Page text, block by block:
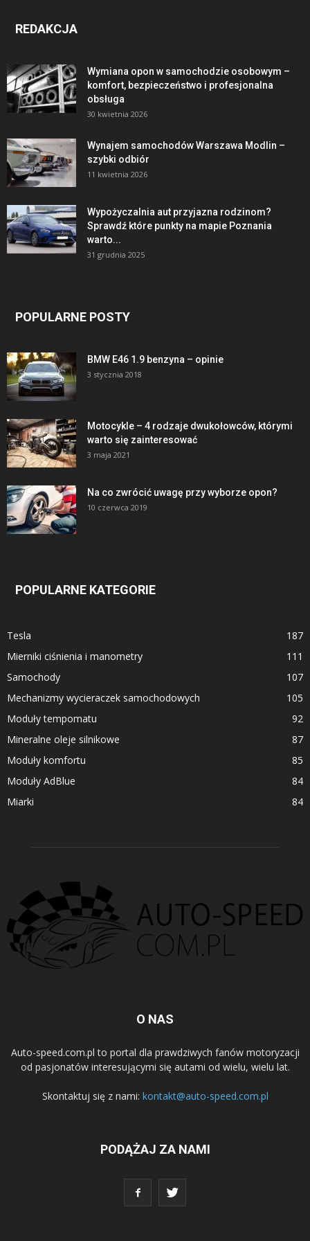
REDAKCJA
Wymiana opon w samochodzie osobowym –
komfort, bezpieczeństwo i profesjonalna
obsługa
30 kwietnia 2026
Wynajem samochodów Warszawa Modlin –
szybki odbiór
11 kwietnia 2026
Wypożyczalnia aut przyjazna rodzinom?
Sprawdź które punkty na mapie Poznania
warto...
31 grudnia 2025
POPULARNE POSTY
BMW E46 1.9 benzyna – opinie
3 stycznia 2018
Motocykle – 4 rodzaje dwukołowców, którymi
warto się zainteresować
3 maja 2021
Na co zwrócić uwagę przy wyborze opon?
10 czerwca 2019
POPULARNE KATEGORIE
Tesla
187
Mierniki ciśnienia i manometry
111
Samochody
107
Mechanizmy wycieraczek samochodowych
105
Moduły tempomatu
92
Mineralne oleje silnikowe
87
Moduły komfortu
85
Moduły AdBlue
84
Miarki
84
O NAS
Auto-speed.com.pl to portal dla prawdziwych fanów motoryzacji
od pasjonatów interesującymi się autami od wielu, wielu lat.
Skontaktuj się z nami: kontakt@auto-speed.com.pl
PODĄŻAJ ZA NAMI